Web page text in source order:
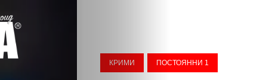
КРИМИ ПОСТОЯННИ 1